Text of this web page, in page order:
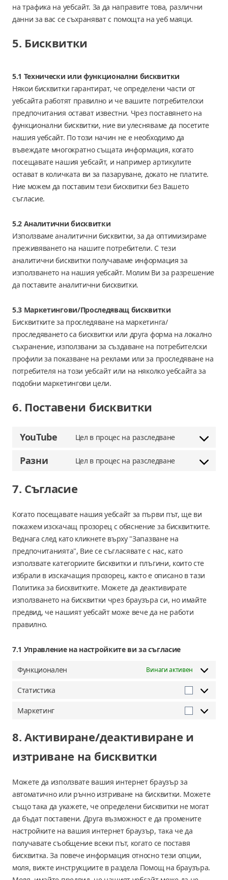
на трафика на уебсайт. За да направите това, различни
данни за вас се съхраняват с помощта на уеб маяци.
5. Бисквитки
5.1 Технически или функционални бисквитки
Някои бисквитки гарантират, че определени части от
уебсайта работят правилно и че вашите потребителски
предпочитания остават известни. Чрез поставянето на
функционални бисквитки, ние ви улесняваме да посетите
нашия уебсайт. По този начин не е необходимо да
въвеждате многократно същата информация, когато
посещавате нашия уебсайт, и например артикулите
остават в количката ви за пазаруване, докато не платите.
Ние можем да поставим тези бисквитки без Вашето
съгласие.
5.2 Аналитични бисквитки
Използваме аналитични бисквитки, за да оптимизираме
преживяването на нашите потребители. С тези
аналитични бисквитки получаваме информация за
използването на нашия уебсайт. Молим Ви за разрешение
да поставите аналитични бисквитки.
5.3 Маркетингови/Проследяващ бисквитки
Бисквитките за проследяване на маркетинга/
проследяването са бисквитки или друга форма на локално
съхранение, използвани за създаване на потребителски
профили за показване на реклами или за проследяване на
потребителя на този уебсайт или на няколко уебсайта за
подобни маркетингови цели.
6. Поставени бисквитки
YouTube Цел в процес на разследване
Съгласие
обслужване
Разни Цел в процес на разследване
Съгласие
7. Съгласие
Когато посещавате нашия уебсайт за първи път, ще ви
покажем изскачащ прозорец с обяснение за бисквитките.
Веднага след като кликнете върху "Запазване на
предпочитанията", Вие се съгласявате с нас, като
използвате категориите бисквитки и плъгини, които сте
избрали в изскачащия прозорец, както е описано в тази
Политика за бисквитките. Можете да деактивирате
използването на бисквитки чрез браузъра си, но имайте
предвид, че нашият уебсайт може вече да не работи
правилно.
7.1 Управление на настройките ви за съгласие
Функционален Винаги активен
Статистика
Маркетинг
8. Активиране/деактивиране и
изтриване на бисквитки
Можете да използвате вашия интернет браузър за
автоматично или ръчно изтриване на бисквитки. Можете
също така да укажете, че определени бисквитки не могат
да бъдат поставени. Друга възможност е да промените
настройките на вашия интернет браузър, така че да
получавате съобщение всеки път, когато се поставя
бисквитка. За повече информация относно тези опции,
моля, вижте инструкциите в раздела Помощ на браузъра.